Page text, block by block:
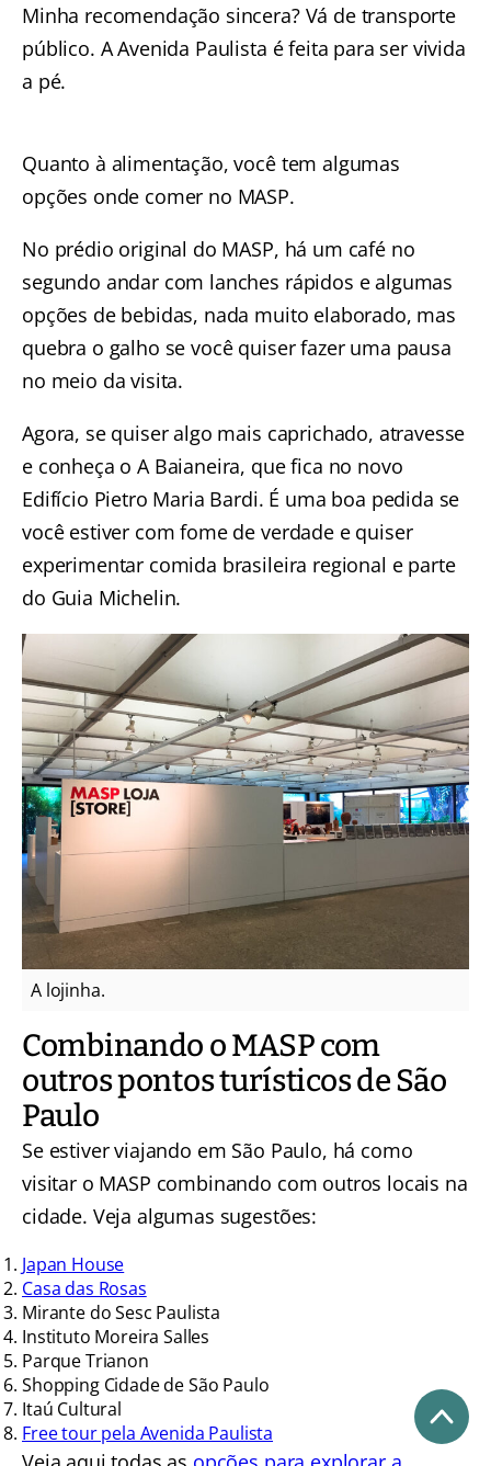
Minha recomendação sincera? Vá de transporte
público. A Avenida Paulista é feita para ser vivida
a pé.
Quanto à alimentação, você tem algumas
opções onde comer no MASP.
No prédio original do MASP, há um café no
segundo andar com lanches rápidos e algumas
opções de bebidas, nada muito elaborado, mas
quebra o galho se você quiser fazer uma pausa
no meio da visita.
Agora, se quiser algo mais caprichado, atravesse
e conheça o A Baianeira, que fica no novo
Edifício Pietro Maria Bardi. É uma boa pedida se
você estiver com fome de verdade e quiser
experimentar comida brasileira regional e parte
do Guia Michelin.
A lojinha.
Combinando o MASP com
outros pontos turísticos de São
Paulo
Se estiver viajando em São Paulo, há como
visitar o MASP combinando com outros locais na
cidade. Veja algumas sugestões:
Japan House
Casa das Rosas
Mirante do Sesc Paulista
Instituto Moreira Salles
Parque Trianon
Shopping Cidade de São Paulo
Itaú Cultural
Free tour pela Avenida Paulista